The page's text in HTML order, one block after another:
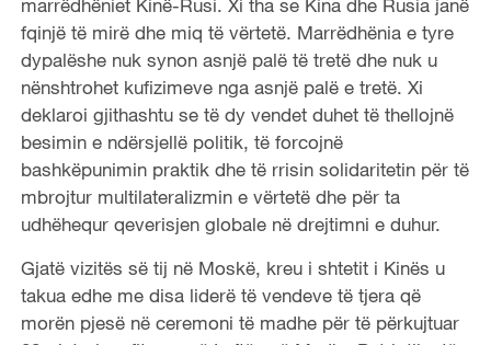
marrëdhëniet Kinë-Rusi. Xi tha se Kina dhe Rusia janë
fqinjë të mirë dhe miq të vërtetë. Marrëdhënia e tyre
dypalëshe nuk synon asnjë palë të tretë dhe nuk u
nënshtrohet kufizimeve nga asnjë palë e tretë. Xi
deklaroi gjithashtu se të dy vendet duhet të thellojnë
besimin e ndërsjellë politik, të forcojnë
bashkëpunimin praktik dhe të rrisin solidaritetin për të
mbrojtur multilateralizmin e vërtetë dhe për ta
udhëhequr qeverisjen globale në drejtimni e duhur.
Gjatë vizitës së tij në Moskë, kreu i shtetit i Kinës u
takua edhe me disa liderë të vendeve të tjera që
morën pjesë në ceremoni të madhe për të përkujtuar